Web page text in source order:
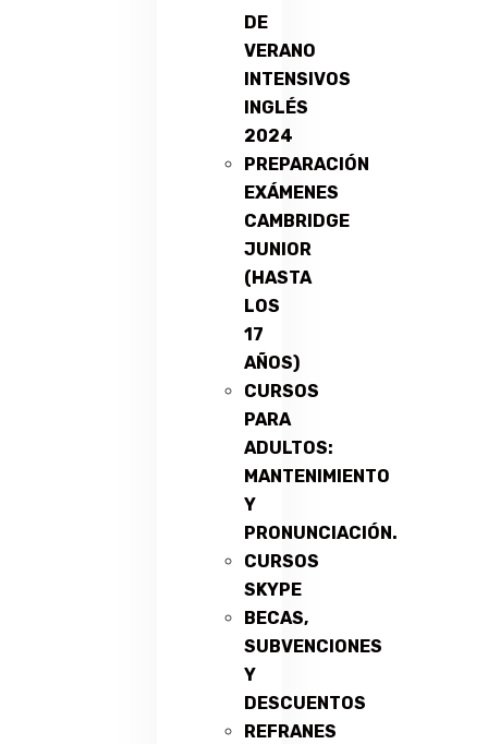
DE
VERANO
INTENSIVOS
INGLÉS
2024
PREPARACIÓN
EXÁMENES
CAMBRIDGE
JUNIOR
(HASTA
LOS
17
AÑOS)
CURSOS
PARA
ADULTOS:
MANTENIMIENTO
Y
PRONUNCIACIÓN.
CURSOS
SKYPE
BECAS,
SUBVENCIONES
Y
DESCUENTOS
REFRANES